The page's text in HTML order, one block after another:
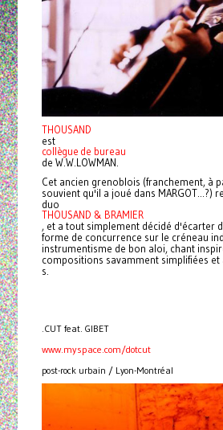
THOUSAND
est
collègue de bureau
de W.W.LOWMAN.
Cet ancien grenoblois (franchement, à
souvient qu'il a joué dans MARGOT...?)
duo
THOUSAND & BRAMIER
, et a tout simplement décidé d'écarter
forme de concurrence sur le créneau
instrumentisme de bon aloi, chant
compositions savamment simplifiées et
s.
.CUT feat. GIBET
www.myspace.com/dotcut
post-rock urbain / Lyon-Montréal